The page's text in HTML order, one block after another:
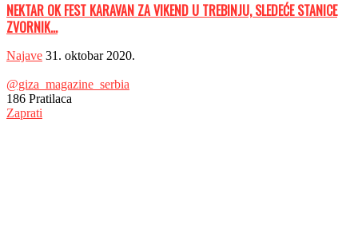
NEKTAR OK FEST KARAVAN ZA VIKEND U TREBINJU, SLEDEĆE STANICE
ZVORNIK...
Najave 31. oktobar 2020.
@giza_magazine_serbia
186 Pratilaca
Zaprati